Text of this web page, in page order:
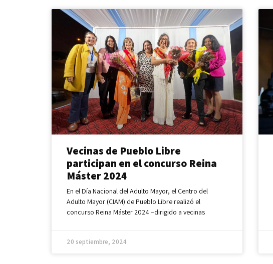
Vecinas de Pueblo Libre
participan en el concurso Reina
Máster 2024
En el Día Nacional del Adulto Mayor, el Centro del
Adulto Mayor (CIAM) de Pueblo Libre realizó el
concurso Reina Máster 2024 −dirigido a vecinas
20 septiembre, 2024